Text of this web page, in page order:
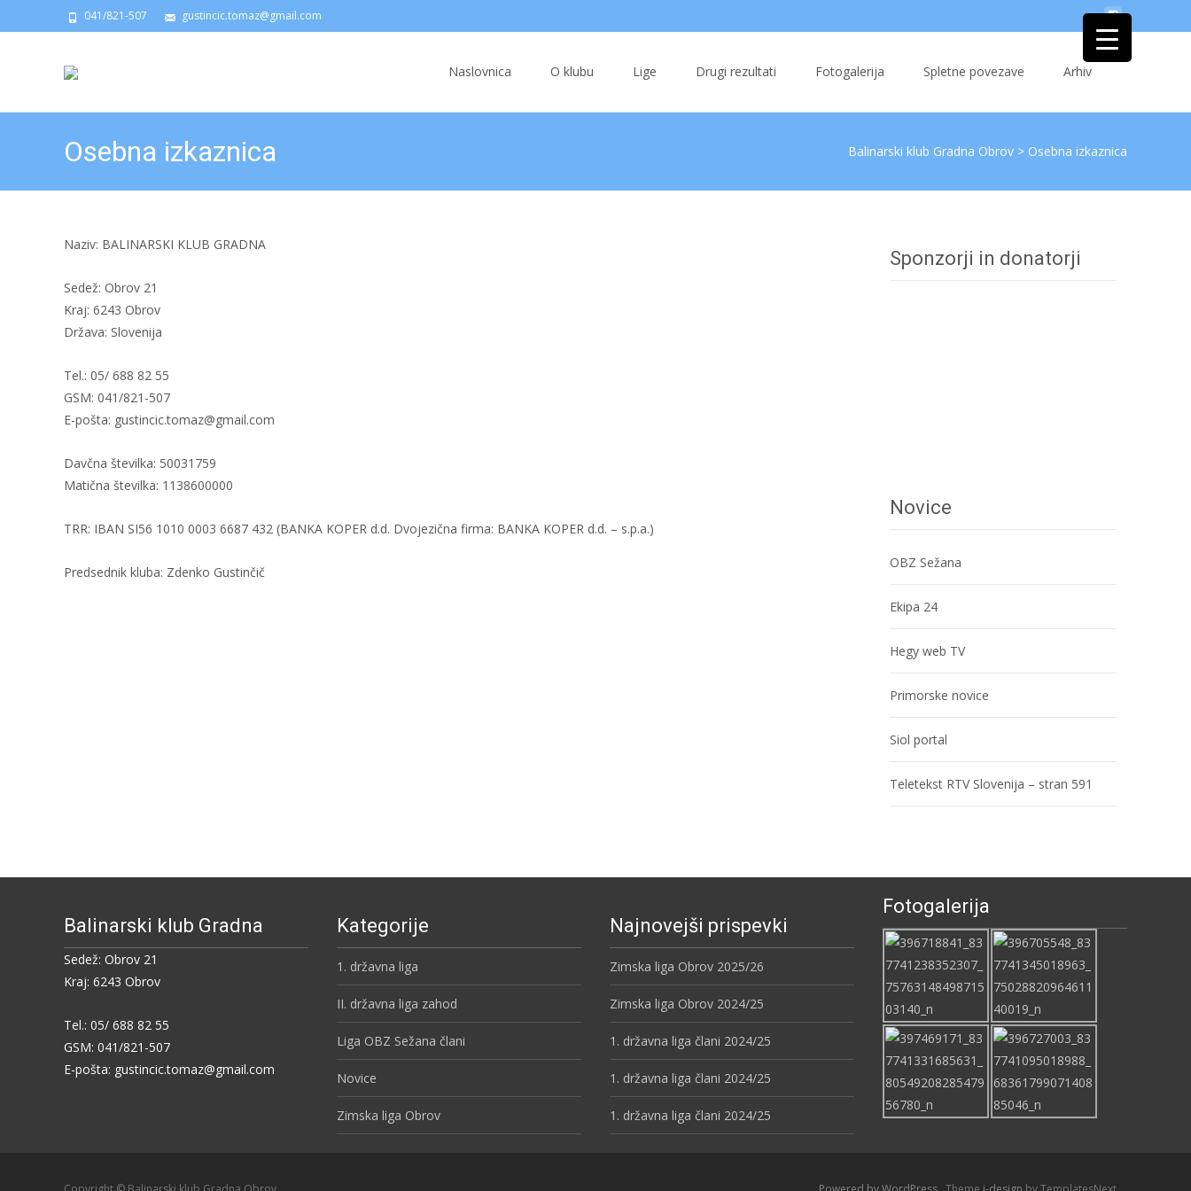
041/821-507 gustincic.tomaz@gmail.com
Naslovnica O klubu Lige Drugi rezultati Fotogalerija Spletne povezave Arhiv
Osebna izkaznica Balinarski klub Gradna Obrov > Osebna izkaznica
Naziv: BALINARSKI KLUB GRADNA
Sedež: Obrov 21
Kraj: 6243 Obrov
Država: Slovenija
Tel.: 05/ 688 82 55
GSM: 041/821-507
E-pošta: gustincic.tomaz@gmail.com
Davčna številka: 50031759
Matična številka: 1138600000
TRR: IBAN SI56 1010 0003 6687 432 (BANKA KOPER d.d. Dvojezična firma: BANKA KOPER d.d. – s.p.a.)
Predsednik kluba: Zdenko Gustinčič
Sponzorji in donatorji
Novice
OBZ Sežana
Ekipa 24
Hegy web TV
Primorske novice
Siol portal
Teletekst RTV Slovenija – stran 591
Balinarski klub Gradna
Sedež: Obrov 21
Kraj: 6243 Obrov
Tel.: 05/ 688 82 55
GSM: 041/821-507
E-pošta: gustincic.tomaz@gmail.com
Kategorije
1. državna liga
II. državna liga zahod
Liga OBZ Sežana člani
Novice
Zimska liga Obrov
Najnovejši prispevki
Zimska liga Obrov 2025/26
Zimska liga Obrov 2024/25
1. državna liga člani 2024/25
1. državna liga člani 2024/25
1. državna liga člani 2024/25
Fotogalerija